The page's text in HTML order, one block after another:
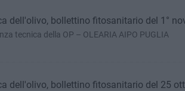
dell'olivo, bollettino fitosanitario del 1°
tecnica della OP – OLEARIA AIPO PUGLIA
dell'olivo, bollettino fitosanitario del 25